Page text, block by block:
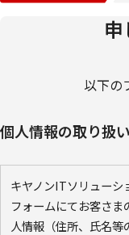
以下の
個人情報の取り扱
キヤノンITソリューシ
フォームにてお客さ
人情報（住所、氏名